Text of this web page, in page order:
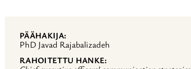
PÄÄHAKIJA
PhD Javad Rajabalizadeh
RAHOITETTU HANKE